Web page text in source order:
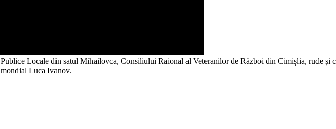
Locale din satul Mihailovca, Consiliului Raional al Veteranilor de Război din Cimișlia, rude și
Luca Ivanov.